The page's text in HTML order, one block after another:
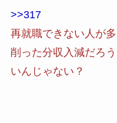
>>317
再就職できない人が
削った分収入減だろ
いんじゃない？